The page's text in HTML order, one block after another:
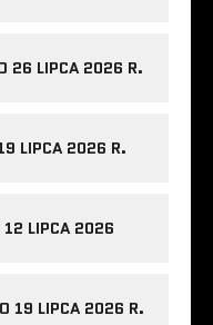
26 LIPCA 2026 R.
LIPCA 2026 R.
12 LIPCA 2026
19 LIPCA 2026 R.